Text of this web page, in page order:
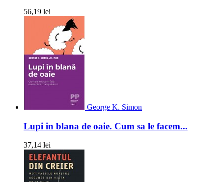
56,19 lei
George K. Simon
Lupi in blana de oaie. Cum sa le facem...
37,14 lei